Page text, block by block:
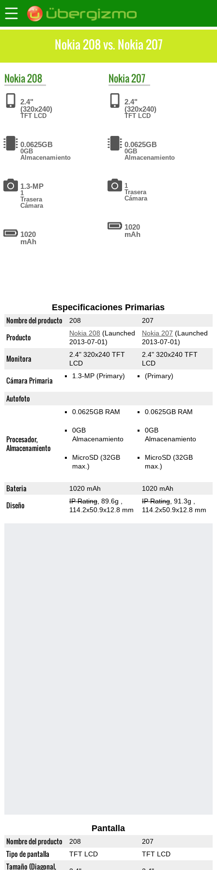
Nokia 208 vs. Nokia 207
Nokia208
2.4"
(320x240)
TFT LCD
0.0625GB
0GB
Almacenamiento
1.3-MP
1
Trasera
Cámara
1020
mAh
Nokia207
2.4"
(320x240)
TFT LCD
0.0625GB
0GB
Almacenamiento
1
Trasera
Cámara
1020
mAh
Especificaciones Primarias
Nombre del producto 208 207
Producto Nokia 208 (Launched
2013-07-01)
Nokia 207 (Launched
2013-07-01)
Monitora
2.4" 320x240 TFT
LCD
2.4" 320x240 TFT
LCD
Cámara Primaria 1.3-MP (Primary) (Primary)
Autofoto
Procesador,
Almacenamiento
0.0625GB RAM
0GB
Almacenamiento
MicroSD (32GB
max.)
0.0625GB RAM
0GB
Almacenamiento
MicroSD (32GB
max.)
Bateria 1020 mAh 1020 mAh
Diseño IP Rating, 89.6g
114.2x50.9x12.8 mm
IP Rating, 91.3g
114.2x50.9x12.8 mm
Pantalla
Nombre del producto 208 207
Tipo de pantalla TFT LCD TFT LCD
Tamaño (Diagonal,